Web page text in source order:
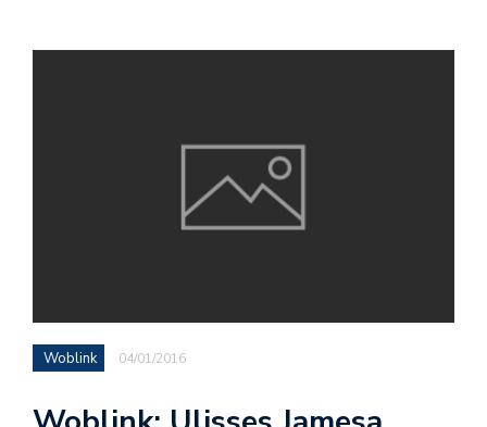
Woblink 04/01/2016